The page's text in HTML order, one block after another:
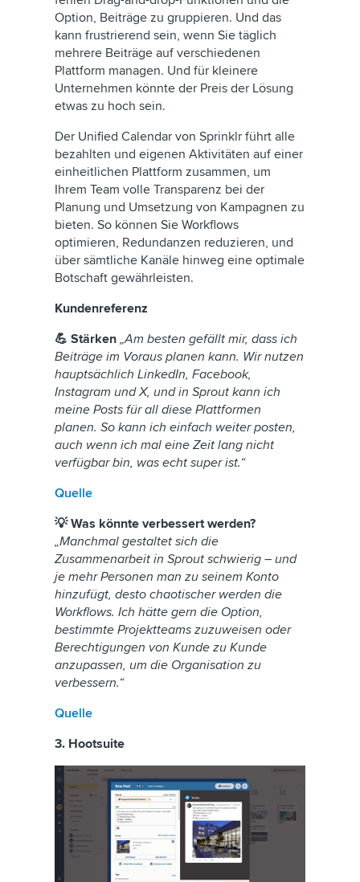
Option, Beiträge zu gruppieren. Und das
kann frustrierend sein, wenn Sie täglich
mehrere Beiträge auf verschiedenen
Plattform managen. Und für kleinere
Unternehmen könnte der Preis der Lösung
etwas zu hoch sein.
Der Unified Calendar von Sprinklr führt alle
bezahlten und eigenen Aktivitäten auf einer
einheitlichen Plattform zusammen, um
Ihrem Team volle Transparenz bei der
Planung und Umsetzung von Kampagnen zu
bieten. So können Sie Workflows
optimieren, Redundanzen reduzieren, und
über sämtliche Kanäle hinweg eine optimale
Botschaft gewährleisten.
Kundenreferenz
💪 Stärken „Am besten gefällt mir, dass ich
Beiträge im Voraus planen kann. Wir nutzen
hauptsächlich LinkedIn, Facebook,
Instagram und X, und in Sprout kann ich
meine Posts für all diese Plattformen
planen. So kann ich einfach weiter posten,
auch wenn ich mal eine Zeit lang nicht
verfügbar bin, was echt super ist.“
Quelle
💡 Was könnte verbessert werden?
„Manchmal gestaltet sich die
Zusammenarbeit in Sprout schwierig – und
je mehr Personen man zu seinem Konto
hinzufügt, desto chaotischer werden die
Workflows. Ich hätte gern die Option,
bestimmte Projektteams zuzuweisen oder
Berechtigungen von Kunde zu Kunde
anzupassen, um die Organisation zu
verbessern.“
Quelle
3. Hootsuite